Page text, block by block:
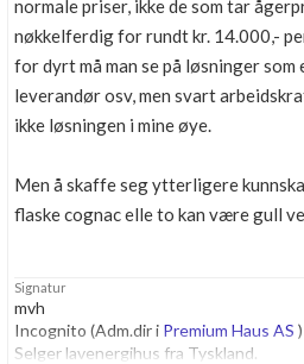
normale priser, ikke de som tar
nøkkelferdig for rundt kr. 14.000,-
for dyrt må man se på løsninger som
leverandør osv, men svart
ikke løsningen i mine øye.
Men å skaffe seg ytterligere
flaske cognac elle to kan være gull
Signatur
mvh
Incognito (Adm.dir i Premium Haus AS )
Selger lavenergihus fra Tyskland.